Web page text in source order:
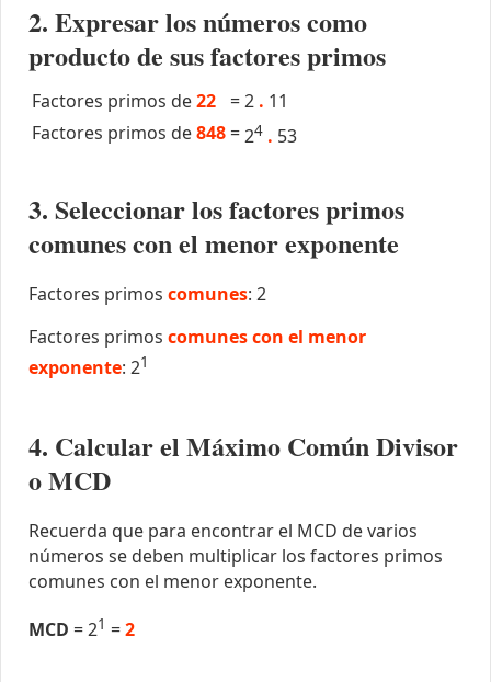
2. Expresar los números como
producto de sus factores primos
Factores primos de22 =2 . 11
Factores primos de848 =24 . 53
3. Seleccionar los factores primos
comunes con el menor exponente
Factores primos comunes: 2
Factores primos comunes con el menor
exponente: 21
4. Calcular el Máximo Común Divisor
o MCD
Recuerda que para encontrar el MCD de varios
números se deben multiplicar los factores primos
comunes con el menor exponente.
MCD = 21 =2